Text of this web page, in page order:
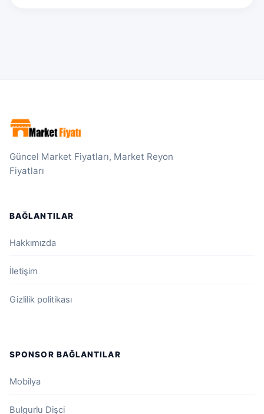
Güncel Market Fiyatları, Market Reyon
Fiyatları
BAĞLANTILAR
Hakkımızda
İletişim
Gizlilik politikası
SPONSOR BAĞLANTILAR
Mobilya
Bulgurlu Dişci